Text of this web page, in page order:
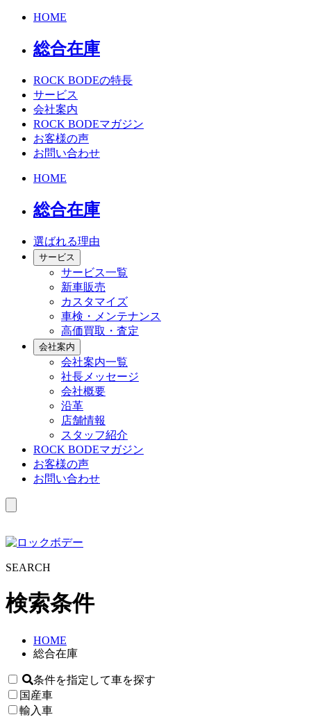
HOME
総合在庫
ROCK BODEの特長
サービス
会社案内
ROCK BODEマガジン
お客様の声
お問い合わせ
HOME
総合在庫
選ばれる理由
サービス
サービス一覧
新車販売
カスタマイズ
車検・メンテナンス
高価買取・査定
会社案内
会社案内一覧
社長メッセージ
会社概要
沿革
店舗情報
スタッフ紹介
ROCK BODEマガジン
お客様の声
お問い合わせ
SEARCH
検索条件
HOME
総合在庫
条件を指定して車を探す
国産車
輸入車